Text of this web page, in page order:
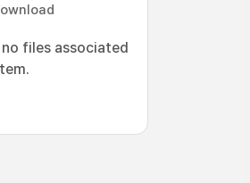
files associated